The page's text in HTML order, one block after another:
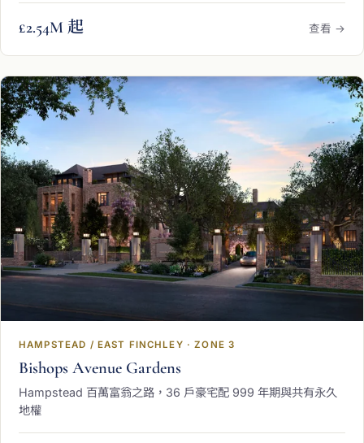
£2.54M 起 查看 →
HAMPSTEAD / EAST FINCHLEY · ZONE 3
Bishops Avenue Gardens
Hampstead 百萬富翁之路，36 戶豪宅配 999 年期與共有永久
地權